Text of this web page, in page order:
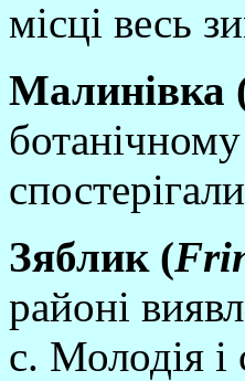
мiсцi весь
Малинiвка
Зяблик (
районi
с. Молодiя i